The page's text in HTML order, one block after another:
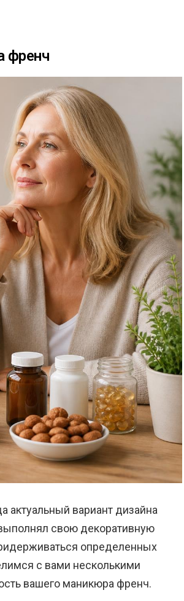
френч
актуальный вариант дизайна
свою декоративную
определенных
с вами несколькими
вашего маникюра френч.